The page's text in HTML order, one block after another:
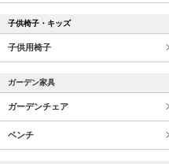
子供椅子・キッズ
子供用椅子
ガーデン家具
ガーデンチェア
ベンチ